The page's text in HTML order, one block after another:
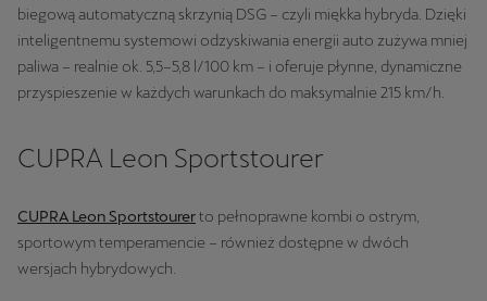
biegową automatyczną skrzynią DSG – czyli miękka hybryda. Dzięki
inteligentnemu systemowi odzyskiwania energii auto zużywa mniej
paliwa – realnie ok. 5,5–5,8 l/100 km – i oferuje płynne, dynamiczne
przyspieszenie w każdych warunkach do maksymalnie 215 km/h.
CUPRA Leon Sportstourer
CUPRA Leon Sportstourerto pełnoprawne kombi o ostrym,
sportowym temperamencie – również dostępne w dwóch
wersjach hybrydowych.